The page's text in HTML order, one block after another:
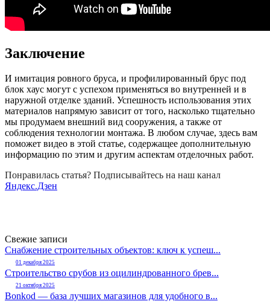
Заключение
И имитация ровного бруса, и профилированный брус под
блок хаус могут с успехом применяться во внутренней и в
наружной отделке зданий. Успешность использования этих
материалов напрямую зависит от того, насколько тщательно
мы продумаем внешний вид сооружения, а также от
соблюдения технологии монтажа. В любом случае, здесь вам
поможет видео в этой статье, содержащее дополнительную
информацию по этим и другим аспектам отделочных работ.
Понравилась статья? Подписывайтесь на наш канал
Яндекс.Дзен
Свежие записи
Снабжение строительных объектов: ключ к успеш...
01 декабря 2025
Строительство срубов из оцилиндрованного брев...
21 октября 2025
Bonkod — база лучших магазинов для удобного в...